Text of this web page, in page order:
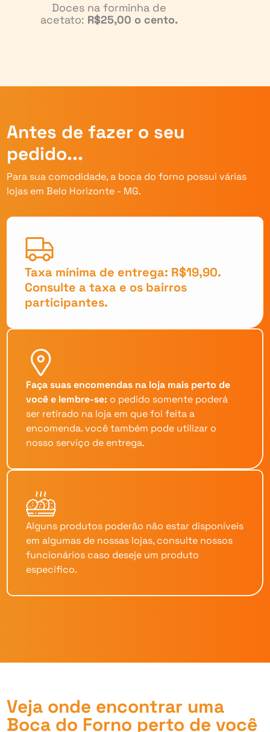
Doces na forminha de
acetato: R$25,00 o cento.
Antes de fazer o seu
pedido...
Para sua comodidade, a boca do forno possui várias
lojas em Belo Horizonte - MG.
Taxa mínima de entrega: R$19,90.
Consulte a taxa e os bairros
participantes.
Faça suas encomendas na loja mais perto de
você e lembre-se: o pedido somente poderá
ser retirado na loja em que foi feita a
encomenda. você também pode utilizar o
nosso serviço de entrega.
Alguns produtos poderão não estar disponíveis
em algumas de nossas lojas, consulte nossos
funcionários caso deseje um produto
específico.
Veja onde encontrar uma
Boca do Forno perto de você